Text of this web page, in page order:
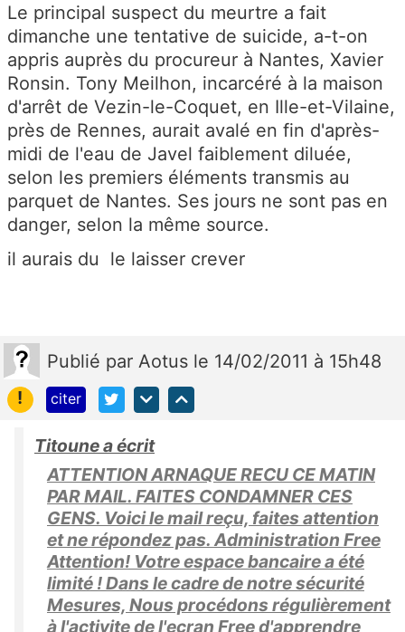
Le principal suspect du meurtre a fait
dimanche une tentative de suicide, a-t-on
appris auprès du procureur à Nantes, Xavier
Ronsin. Tony Meilhon, incarcéré à la maison
d'arrêt de Vezin-le-Coquet, en Ille-et-Vilaine,
près de Rennes, aurait avalé en fin d'après-
midi de l'eau de Javel faiblement diluée,
selon les premiers éléments transmis au
parquet de Nantes. Ses jours ne sont pas en
danger, selon la même source.
il aurais du le laisser crever
Publié par Aotus le 14/02/2011 à 15h48
!
citer
Titoune a écrit
ATTENTION ARNAQUE RECU CE MATIN
PAR MAIL. FAITES CONDAMNER CES
GENS. Voici le mail reçu, faites attention
et ne répondez pas. Administration Free
Attention! Votre espace bancaire a été
limité ! Dans le cadre de notre sécurité
Mesures, Nous procédons régulièrement
à l'activite de l'ecran Free d'apprendre